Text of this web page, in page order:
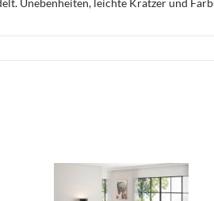
Unebenheiten, leichte Kratzer und